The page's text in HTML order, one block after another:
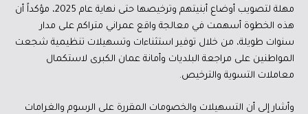
مهلة لتصويب أوضاع أبنيتهم وترخيصها حتى نهاية عام 2025، مؤكداً أن
هذه الخطوة أسهمت في معالجة واقع عمراني متراكم على مدار
سنوات طويلة، من خلال توفير استثناءات وتسهيلات تنظيمية شجعت
المواطنين على مراجعة البلديات وأمانة عمان الكبرى لاستكمال
معاملات التسوية والترخيص.
وأشار إلى أن التسهيلات والخصومات المقررة على الرسوم والغرامات